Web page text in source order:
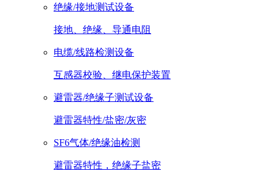
绝缘/接地测试设备
接地、绝缘、导通电阻
电缆/线路检测设备
互感器校验、继电保护装置
避雷器/绝缘子测试设备
避雷器特性/盐密/灰密
SF6气体/绝缘油检测
避雷器特性，绝缘子盐密